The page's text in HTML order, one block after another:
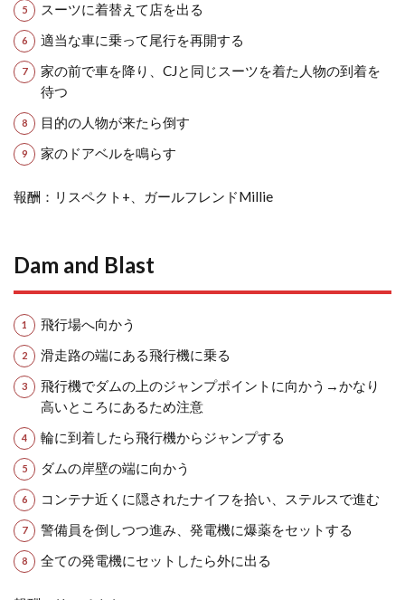
スーツに着替えて店を出る
適当な車に乗って尾行を再開する
家の前で車を降り、CJと同じスーツを着た人物の到着を
待つ
目的の人物が来たら倒す
家のドアベルを鳴らす
報酬：リスペクト+、ガールフレンドMillie
Dam and Blast
飛行場へ向かう
滑走路の端にある飛行機に乗る
飛行機でダムの上のジャンプポイントに向かう→かなり
高いところにあるため注意
輪に到着したら飛行機からジャンプする
ダムの岸壁の端に向かう
コンテナ近くに隠されたナイフを拾い、ステルスで進む
警備員を倒しつつ進み、発電機に爆薬をセットする
全ての発電機にセットしたら外に出る